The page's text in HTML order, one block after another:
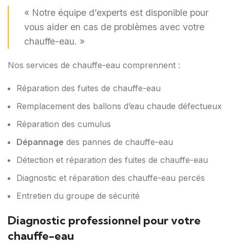
« Notre équipe d’experts est disponible pour
vous aider en cas de problèmes avec votre
chauffe-eau. »
Nos services de chauffe-eau comprennent :
Réparation des fuites de chauffe-eau
Remplacement des ballons d’eau chaude défectueux
Réparation des cumulus
Dépannage des pannes de chauffe-eau
Détection et réparation des fuites de chauffe-eau
Diagnostic et réparation des chauffe-eau percés
Entretien du groupe de sécurité
Diagnostic professionnel pour votre
chauffe-eau